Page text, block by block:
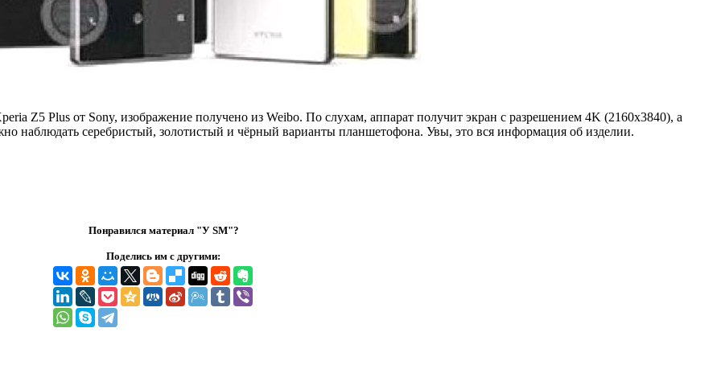
Z5 Plus от Sony, изображение получено из Weibo. По слухам, аппарат получит экран с разрешением 4K (2160x3840), а
наблюдать серебристый, золотистый и чёрный варианты планшетофона. Увы, это вся информация об изделии.
Понравился материал "У SM"?
Поделись им с другими: